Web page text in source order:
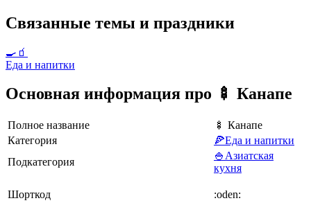
Связанные темы и праздники
🍳🧃
Еда и напитки
Основная информация про 🍢 Канапе
Полное название
🍢 Канапе
Категория
🍕Еда и напитки
Подкатегория
🍚Азиатская
кухня
Шорткод :oden: